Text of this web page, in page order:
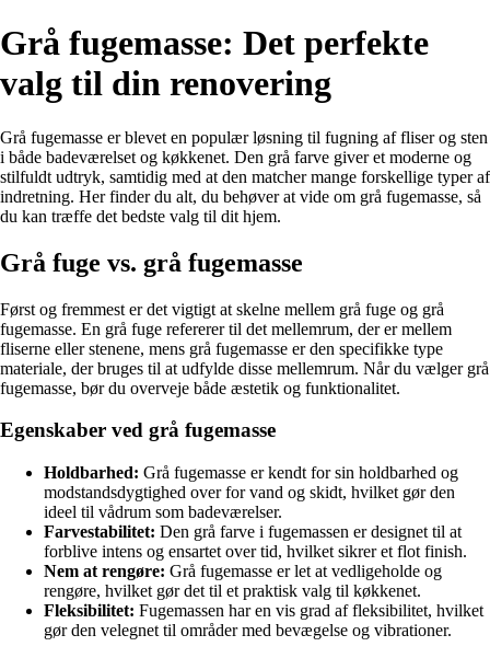
Grå fugemasse: Det perfekte
valg til din renovering
Grå fugemasse er blevet en populær løsning til fugning af fliser og sten
i både badeværelset og køkkenet. Den grå farve giver et moderne og
stilfuldt udtryk, samtidig med at den matcher mange forskellige typer af
indretning. Her finder du alt, du behøver at vide om grå fugemasse, så
du kan træffe det bedste valg til dit hjem.
Grå fuge vs. grå fugemasse
Først og fremmest er det vigtigt at skelne mellem grå fuge og grå
fugemasse. En grå fuge refererer til det mellemrum, der er mellem
fliserne eller stenene, mens grå fugemasse er den specifikke type
materiale, der bruges til at udfylde disse mellemrum. Når du vælger grå
fugemasse, bør du overveje både æstetik og funktionalitet.
Egenskaber ved grå fugemasse
Holdbarhed: Grå fugemasse er kendt for sin holdbarhed og
modstandsdygtighed over for vand og skidt, hvilket gør den
ideel til vådrum som badeværelser.
Farvestabilitet: Den grå farve i fugemassen er designet til at
forblive intens og ensartet over tid, hvilket sikrer et flot finish.
Nem at rengøre: Grå fugemasse er let at vedligeholde og
rengøre, hvilket gør det til et praktisk valg til køkkenet.
Fleksibilitet: Fugemassen har en vis grad af fleksibilitet, hvilket
gør den velegnet til områder med bevægelse og vibrationer.